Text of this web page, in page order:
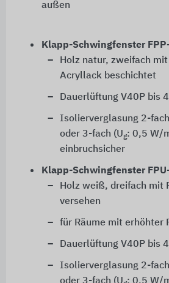
außen
Klapp-Schwingfenster
Holz natur, zweifach
Acryllack beschichtet
Dauerlüftung V40P bis
Isolierverglasung 2-
oder 3-fach (Ug: 0,5 W/
einbruchsicher
Klapp-Schwingfenster
Holz weiß, dreifach mit
versehen
für Räume mit erhöhter
Dauerlüftung V40P bis
Isolierverglasung 2-